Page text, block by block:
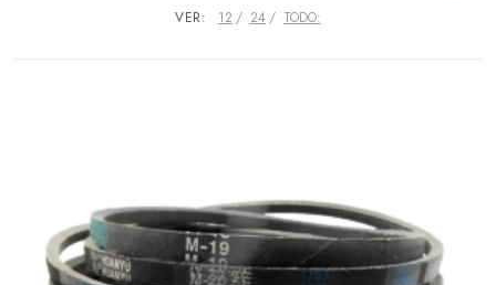
VER: 12 24 TODO: